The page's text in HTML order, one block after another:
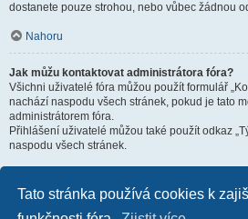
Tato stránka používá cookies k
dostanete pouze strohou, nebo vůbec žádnou
Nahoru
Jak můžu kontaktovat administrátora fóra?
Všichni uživatelé fóra můžou použít formulář
nachází naspodu všech stránek, pokud je tato
administrátorem fóra.
Přihlášení uživatelé můžou také použít odkaz
naspodu všech stránek.